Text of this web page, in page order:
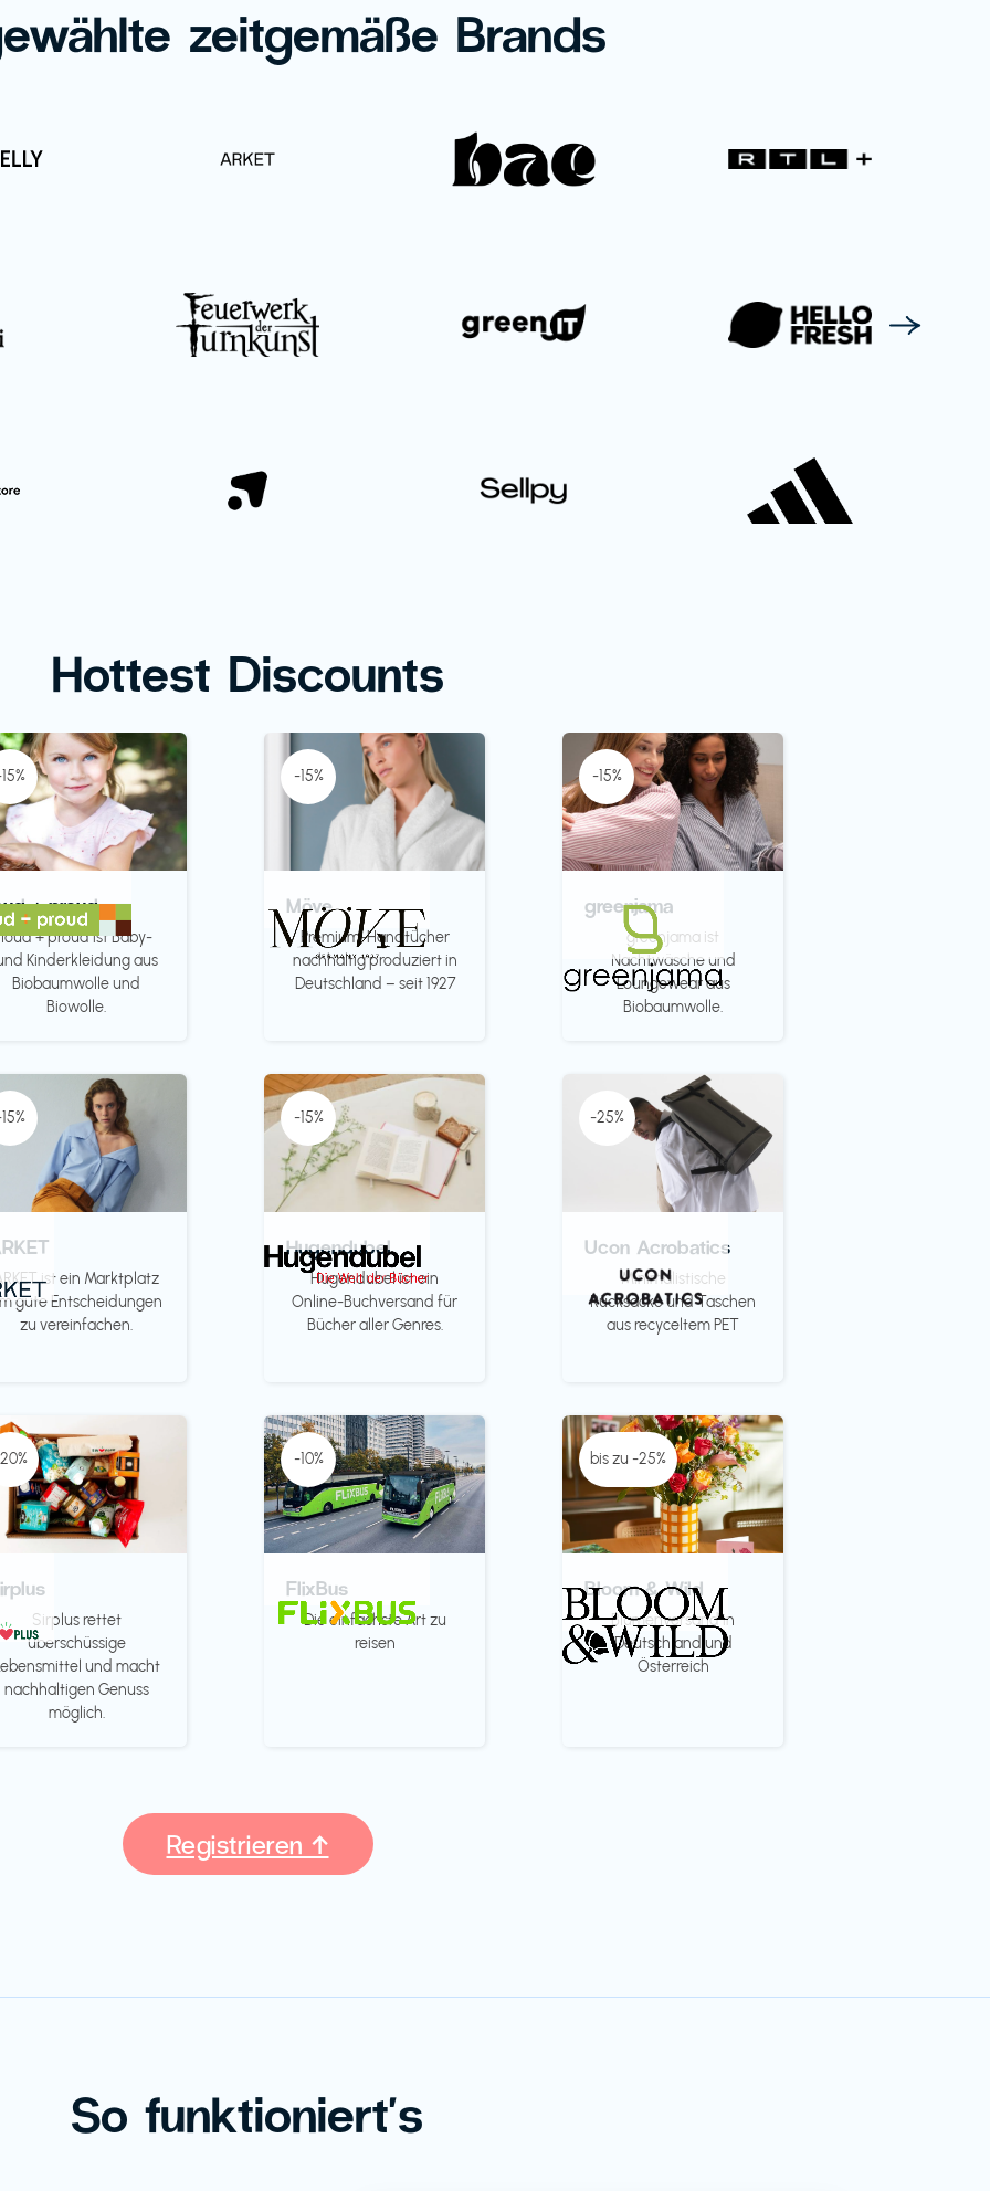
zeitgemäße Brands
Hottest Discounts
+ proud
loud + proud ist Baby-
Kinderkleidung aus
Biobaumwolle und
Biowolle.
-15%
Möve
Premium-Handtücher
nachhaltig produziert in
Deutschland – seit 1927
-15%
greenjama
greenjama ist
Nachtwäsche und
Loungewear aus
Biobaumwolle.
ist ein Marktplatz
gute Entscheidungen
zu vereinfachen.
-15%
Hugendubel
Hugendubel ist ein
Online-Buchversand für
Bücher aller Genres.
-25%
Ucon Acrobatics
Minimalistische
Rücksäcke und Taschen
aus recyceltem PET
Sirplus rettet
überschüssige
und macht
nachhaltigen Genuss
möglich.
-10%
FlixBus
Die einfachste Art zu
reisen
bis zu -25%
Bloom & Wild
Blumenversand in
Deutschland und
Österreich
Registrieren ↑
So funktioniert's